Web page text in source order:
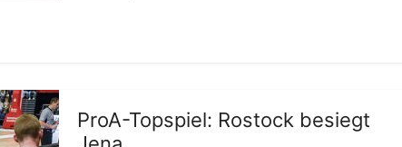
ProA-Topspiel: Rostock besiegt